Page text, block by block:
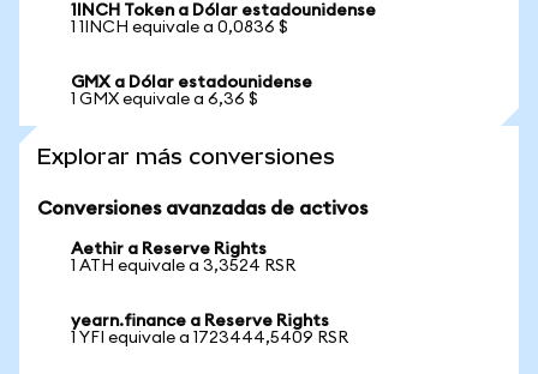
1INCH Token a Dólar estadounidense
1 1INCH equivale a 0,0836 $
GMX a Dólar estadounidense
1 GMX equivale a 6,36 $
Explorar más conversiones
Conversiones avanzadas de activos
Aethir a Reserve Rights
1 ATH equivale a 3,3524 RSR
yearn.finance a Reserve Rights
1 YFI equivale a 1723444,5409 RSR